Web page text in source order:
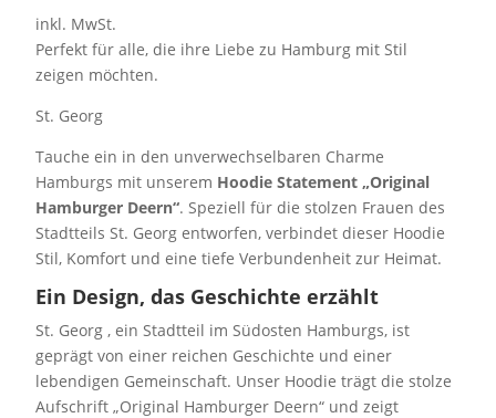
Georg
|
Statement
inkl. MwSt.
Perfekt für alle, die ihre Liebe zu Hamburg mit Stil
zeigen möchten.
St. Georg
Tauche ein in den unverwechselbaren Charme
Hamburgs mit unserem Hoodie Statement „Original
Hamburger Deern“. Speziell für die stolzen Frauen des
Stadtteils St. Georg entworfen, verbindet dieser Hoodie
Stil, Komfort und eine tiefe Verbundenheit zur Heimat.
Ein Design, das Geschichte erzählt
St. Georg , ein Stadtteil im Südosten Hamburgs, ist
geprägt von einer reichen Geschichte und einer
lebendigen Gemeinschaft. Unser Hoodie trägt die stolze
Aufschrift „Original Hamburger Deern“ und zeigt